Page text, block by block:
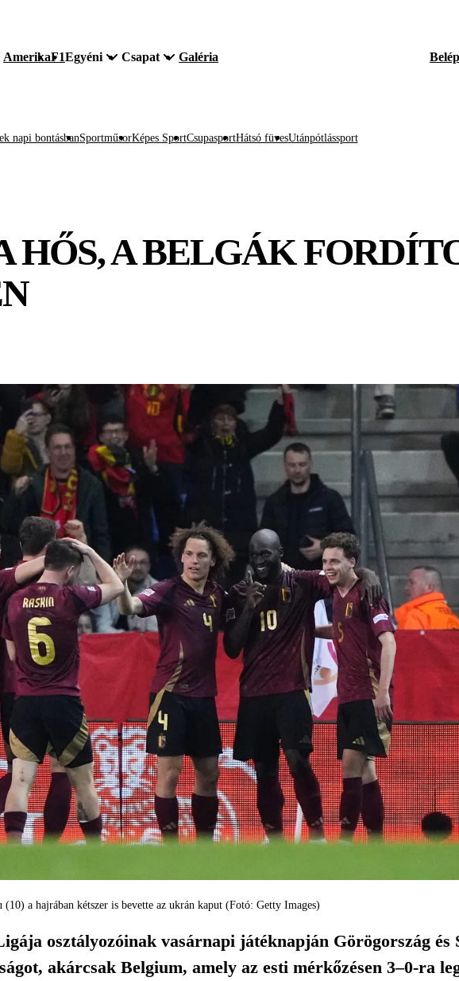
AmerikaF1Egyéni Csapat Galéria
napi bontásbanSportműsorKépes SportCsupasportHátsó füvesUtánpótlássport
HŐS, A BELGÁK
(10) a hajrában kétszer is bevette az ukrán kaput (Fotó: Getty Images)
osztályozóinak vasárnapi játéknapján Görögország és
akárcsak Belgium, amely az esti mérkőzésen 3–0-ra